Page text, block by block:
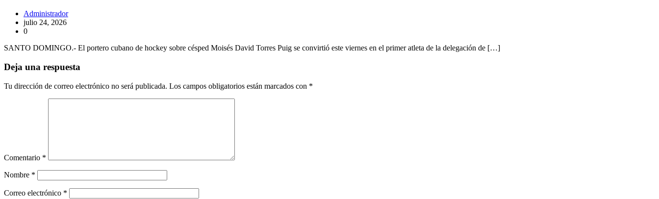
Administrador
julio 24, 2026
0
SANTO DOMINGO.- El portero cubano de hockey sobre césped Moisés David Torres Puig se convirtió este viernes en el primer atleta de la delegación de […]
Deja una respuesta
Tu dirección de correo electrónico no será publicada. Los campos obligatorios están marcados con *
Comentario *
Nombre *
Correo electrónico *